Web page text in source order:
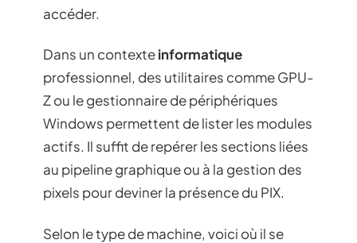
accéder.
Dans un contexteinformatique
professionnel, des utilitaires comme GPU-
Z ou le gestionnaire de périphériques
Windows permettent de lister les modules
actifs. Il suffit de repérer les sections liées
au pipeline graphique ou à la gestion des
pixels pour deviner la présence du PIX.
Selon le type de machine, voici où il se